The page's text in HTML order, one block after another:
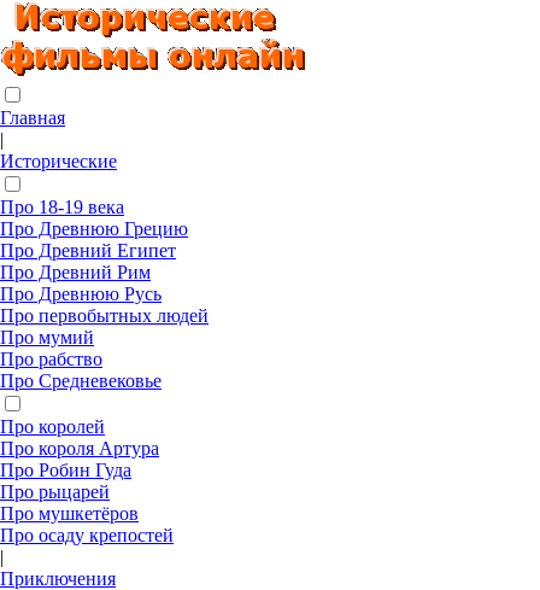
Главная
|
Исторические
Про 18-19 века
Про Древнюю Грецию
Про Древний Египет
Про Древний Рим
Про Древнюю Русь
Про первобытных людей
Про мумий
Про рабство
Про Средневековье
Про королей
Про короля Артура
Про Робин Гуда
Про рыцарей
Про мушкетёров
Про осаду крепостей
|
Приключения